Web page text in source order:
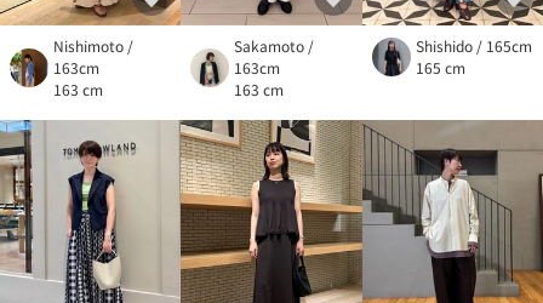
Nishimoto /
163cm
163 cm
Sakamoto /
163cm
163 cm
Shishido / 165cm
165 cm